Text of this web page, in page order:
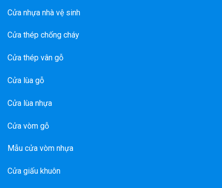
Cửa nhựa nhà vệ sinh
Cửa thép chống cháy
Cửa thép vân gỗ
Cửa lùa gỗ
Cửa lùa nhựa
Cửa vòm gỗ
Mẫu cửa vòm nhựa
Cửa giấu khuôn